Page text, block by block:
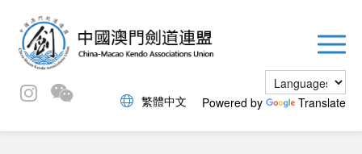
繁體中文 Powered by Translate